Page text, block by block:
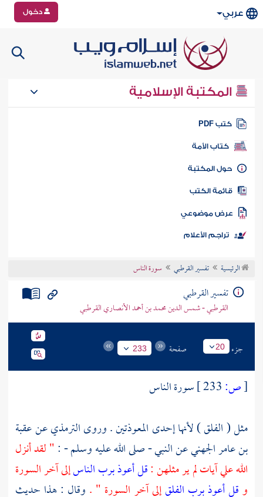
عربي دخول
المكتبة الإسلامية
كتب PDF
كتاب الأمة
المكتبة
الكتب
موضوعي
تراجم الأعلام
الرئيسية تفسير القرطبي سورة الناس
تفسير القرطبي
القرطبي - شمس الدين محمد بن أحمد الأنصاري القرطبي
جزء 20 صفحة 233
[ص:
سورة الناس
مثل ( الفلق ) لأنها إحدى المعوذتين . وروىالترمذيعنعقبة
بن عامر الجهنيعن النبي - صلى الله عليه وسلم - :" لقد أنزل
الله علي آيات لم ير مثلهن :قل أعوذ برب الناسإلى آخر السورة
وقل أعوذ برب الفلقإلى آخر السورة " . وقال : هذا حديث